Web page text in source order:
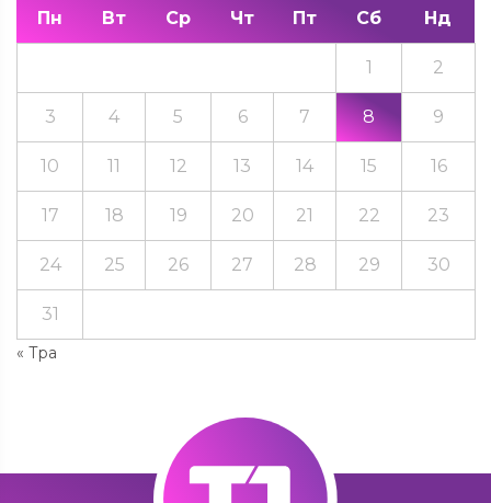
Пн Вт Ср Чт Пт Сб Нд
« Тра
1 2
3 4 5 6 7 8 9
10 11 12 13 14 15 16
17 18 19 20 21 22 23
24 25 26 27 28 29 30
31